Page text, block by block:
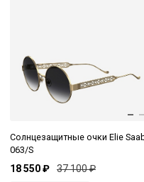
Солнцезащитные очки Elie
063/S
18 550 ₽ 37 100 ₽